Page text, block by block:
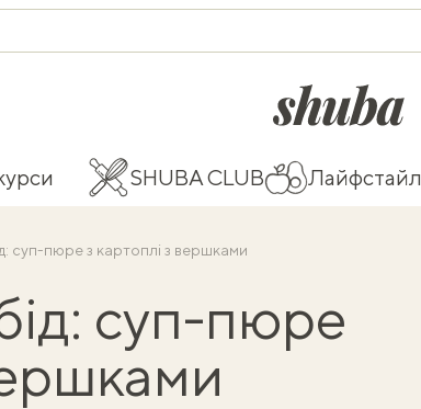
shuba.life
SHUBA CLUB Лайфстайл
суп-пюре з картоплі з вершками
суп-пюре